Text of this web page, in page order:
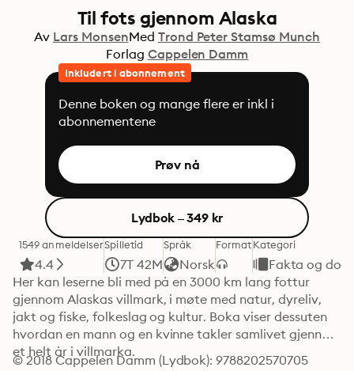
Til fots gjennom Alaska
Av Lars MonsenMed Trond Peter Stamsø Munch
Forlag Cappelen Damm
Inkludert i abonnement
Denne boken og mange flere er inkl i
abonnementene
Prøv nå
Lydbok – 349 kr
1549 anmeldelser
4.4
Spilletid
7T 42M
Språk
Norsk
FormatKategori
Fakta og
Her kan leserne bli med på en 3000 km lang fottur
gjennom Alaskas villmark, i møte med natur, dyreliv,
jakt og fiske, folkeslag og kultur. Boka viser dessuten
hvordan en mann og en kvinne takler samlivet gjennom
et helt år i villmarka.
© 2018 Cappelen Damm (Lydbok): 9788202570705